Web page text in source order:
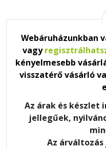
Webáruházunkban
vagy
kényelmesebb
visszatérő vásárló
Az árak és
jellegűek,
Az